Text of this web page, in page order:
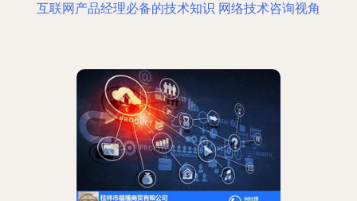
互联网产品经理必备的技术知识 网络技术咨询视角